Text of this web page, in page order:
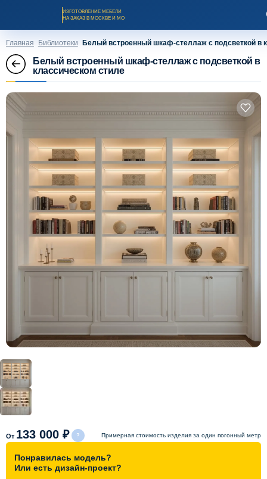
ИЗГОТОВЛЕНИЕ МЕБЕЛИ
НА ЗАКАЗ В МОСКВЕ И МО
Заказать звонок
Каталог мебели на заказ
О компании
Оплата и доставка
Рассрочка и кредит
Акции и скидки
Портфолио
Видеоотзывы
Контакты
Главная Библиотеки Белый встроенный шкаф-стеллаж с подсветкой в
Белый встроенный шкаф-стеллаж с подсветкой в
классическом стиле
От 133 000 ₽ Примерная стоимость изделия за один погонный метр
Понравилась модель?
Или есть дизайн-проект?